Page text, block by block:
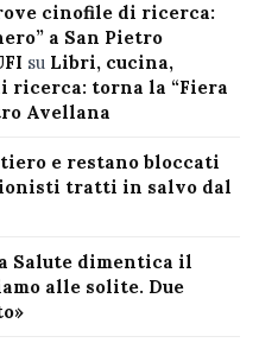
cinofile di ricerca:
a San Pietro
su Libri, cucina,
ricerca: torna la “Fiera
Avellana
e restano bloccati
tratti in salvo dal
Salute dimentica il
alle solite. Due